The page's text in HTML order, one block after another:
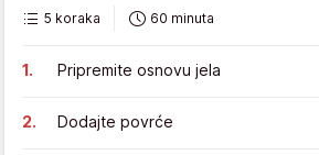
5 koraka 60 minuta
Pripremite osnovu jela
Dodajte povrće